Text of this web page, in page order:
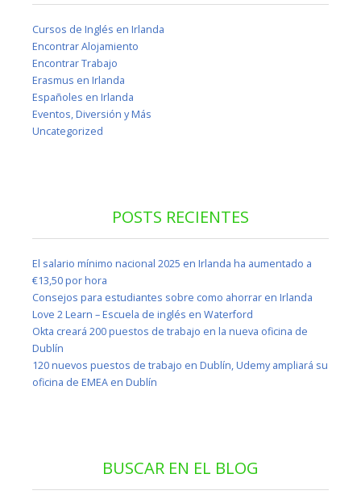
Cursos de Inglés en Irlanda
Encontrar Alojamiento
Encontrar Trabajo
Erasmus en Irlanda
Españoles en Irlanda
Eventos, Diversión y Más
Uncategorized
POSTS RECIENTES
El salario mínimo nacional 2025 en Irlanda ha aumentado a
€13,50 por hora
Consejos para estudiantes sobre como ahorrar en Irlanda
Love 2 Learn – Escuela de inglés en Waterford
Okta creará 200 puestos de trabajo en la nueva oficina de
Dublín
120 nuevos puestos de trabajo en Dublín, Udemy ampliará su
oficina de EMEA en Dublín
BUSCAR EN EL BLOG